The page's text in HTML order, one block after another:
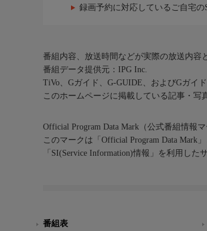
録画予約に対応しているご自宅の
番組内容、放送時間などが実際の放送内容
番組データ提供元：IPG Inc.
TiVo、Gガイド、G-GUIDE、およびGガイ
このホームページに掲載している記事・写
Official Program Data Mark（公式番組情報マ
このマークは「Official Program Data Mark
「SI(Service Information)情報」を利用し
番組表